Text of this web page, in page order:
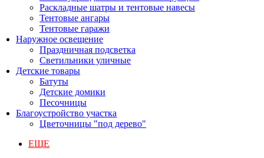
Раскладные шатры и тентовые навесы
Тентовые ангары
Тентовые гаражи
Наружное освещение
Праздничная подсветка
Светильники уличные
Детские товары
Батуты
Детские домики
Песочницы
Благоустройство участка
Цветочницы "под дерево"
ЕЩЕ